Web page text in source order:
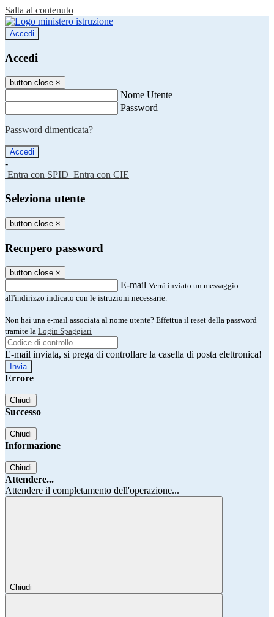
Salta al contenuto
Accedi
Accedi
button close ×
Nome Utente
Password
Password dimenticata?
-
Entra con SPID Entra con CIE
Seleziona utente
button close ×
Recupero password
button close ×
E-mail Verrà inviato un messaggio
all'indirizzo indicato con le istruzioni necessarie.
Non hai una e-mail associata al nome utente? Effettua il reset della password
tramite la Login Spaggiari
E-mail inviata, si prega di controllare la casella di posta elettronica!
Errore
Chiudi
Successo
Chiudi
Informazione
Chiudi
Attendere...
Attendere il completamento dell'operazione...
Chiudi